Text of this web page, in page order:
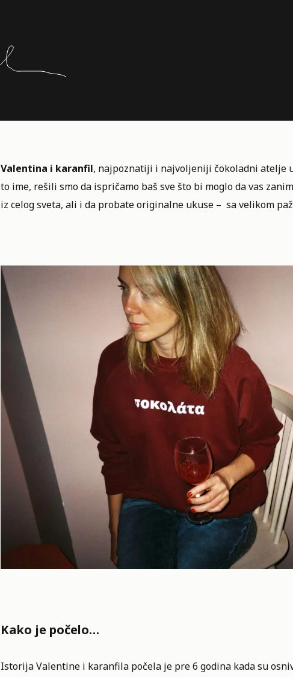
Valentina i karanfil, najpoznatiji i najvoljeniji čokoladni atelje
to ime, rešili smo da ispričamo baš sve što bi moglo da vas
iz celog sveta, ali i da probate originalne ukuse – sa velikom
Kako je počelo…
Istorija Valentine i karanfila počela je pre 6 godina kada su